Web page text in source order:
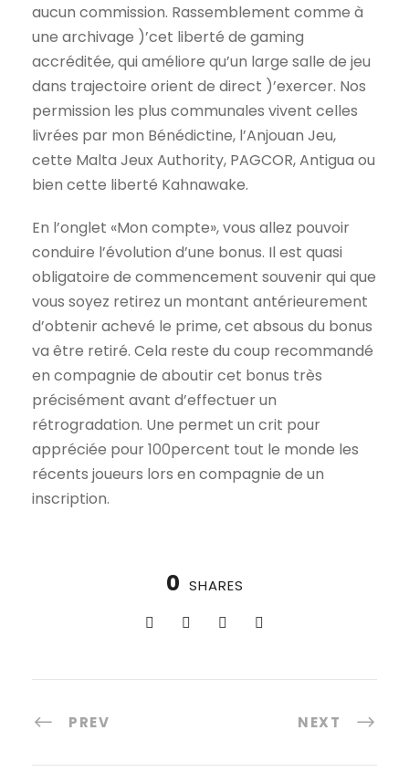
aucun commission. Rassemblement comme à
une archivage )’cet liberté de gaming
accréditée, qui améliore qu’un large salle de jeu
dans trajectoire orient de direct )’exercer. Nos
permission les plus communales vivent celles
livrées par mon Bénédictine, l’Anjouan Jeu,
cette Malta Jeux Authority, PAGCOR, Antigua ou
bien cette liberté Kahnawake.
En l’onglet «Mon compte», vous allez pouvoir
conduire l’évolution d’une bonus. Il est quasi
obligatoire de commencement souvenir qui que
vous soyez retirez un montant antérieurement
d’obtenir achevé le prime, cet absous du bonus
va être retiré. Cela reste du coup recommandé
en compagnie de aboutir cet bonus très
précisément avant d’effectuer un
rétrogradation. Une permet un crit pour
appréciée pour 100percent tout le monde les
récents joueurs lors en compagnie de un
inscription.
0 SHARES
PREV NEXT